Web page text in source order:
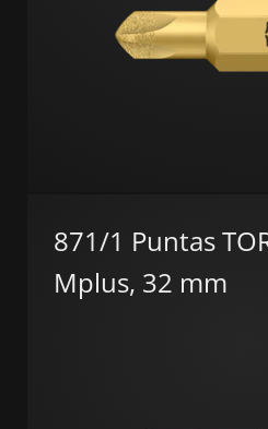
871/1 Puntas
Mplus, 32 mm